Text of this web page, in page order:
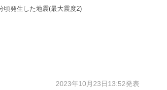
頃発生した地震(最大震度2)
2023年10月23日13:52発表